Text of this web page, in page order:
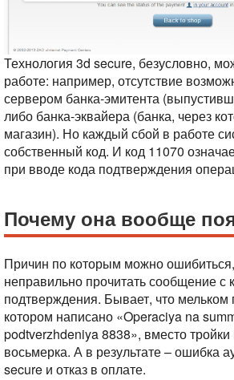
Технология 3d secure, безусловно,
работе: например, отсутствие
сервером банка-эмитента
либо банка-эквайера (банка, через
магазин). Но каждый сбой в работе
собственный код. И код 11070
при вводе кода подтверждения
Почему она вообще
Причин по которым можно
неправильно прочитать сообщение с
подтверждения. Бывает, что
котором написано «Operaciya na
podtverzhdeniya 8838», вместо тройки
восьмерка. А в результате – ошибка
secure и отказ в оплате.